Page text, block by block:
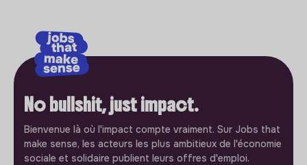
No bullshit, just impact.
Bienvenue là où l'impact compte vraiment. Sur Jobs that
make sense, les acteurs les plus ambitieux de l'économie
sociale et solidaire publient leurs offres d'emploi.